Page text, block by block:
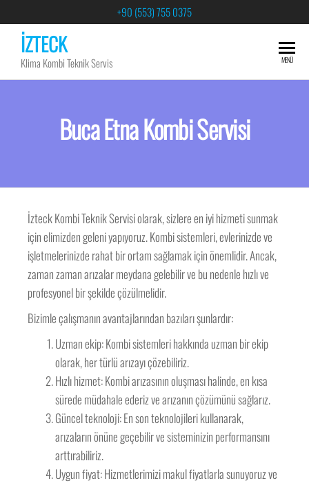
+90 (553) 755 0375
İZTECK
Klima Kombi Teknik Servis MENÜ
Buca Etna Kombi Servisi
İzteck Kombi Teknik Servisi olarak, sizlere en iyi hizmeti sunmak
için elimizden geleni yapıyoruz. Kombi sistemleri, evlerinizde ve
işletmelerinizde rahat bir ortam sağlamak için önemlidir. Ancak,
zaman zaman arızalar meydana gelebilir ve bu nedenle hızlı ve
profesyonel bir şekilde çözülmelidir.
Bizimle çalışmanın avantajlarından bazıları şunlardır:
Uzman ekip: Kombi sistemleri hakkında uzman bir ekip
olarak, her türlü arızayı çözebiliriz.
Hızlı hizmet: Kombi arızasının oluşması halinde, en kısa
sürede müdahale ederiz ve arızanın çözümünü sağlarız.
Güncel teknoloji: En son teknolojileri kullanarak,
arızaların önüne geçebilir ve sisteminizin performansını
arttırabiliriz.
Uygun fiyat: Hizmetlerimizi makul fiyatlarla sunuyoruz ve